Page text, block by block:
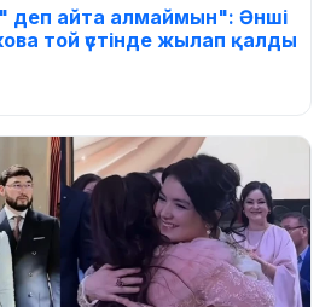
айта алмаймын": Әнші
той үстінде жылап қалды